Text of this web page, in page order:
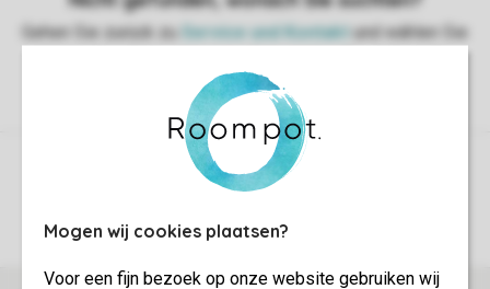
Mogen wij cookies plaatsen?
Voor een fijn bezoek op onze website gebruiken wij
Sicherstellung Deiner Privatsphäre